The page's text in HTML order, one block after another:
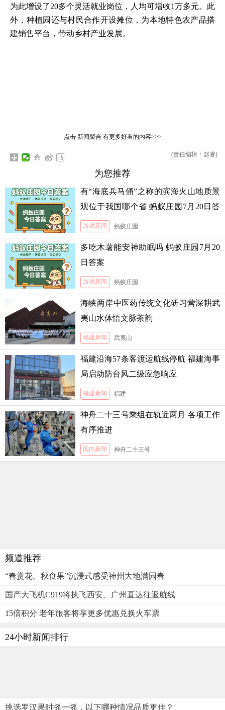
为此增设了20多个灵活就业岗位，人均可增收1万多元。此
外，种植园还与村民合作开设摊位，为本地特色农产品搭
建销售平台，带动乡村产业发展。
点击 新闻聚合有更多好看的内容>>>
(责任编辑：赵睿)
为您推荐
有“海底兵马俑”之称的滨海火山地质景
观位于我国哪个省 蚂蚁庄园7月20日答
案
游戏新闻 蚂蚁庄园
多吃木薯能安神助眠吗 蚂蚁庄园7月20
日答案
游戏新闻 蚂蚁庄园
海峡两岸中医药传统文化研习营深耕武
夷山水体悟文脉茶韵
福建新闻 武夷山
福建沿海57条客渡运航线停航 福建海事
局启动防台风二级应急响应
福建新闻 福建
神舟二十三号乘组在轨近两月 各项工作
有序推进
国内新闻 神舟二十三号
频道推荐
“春赏花、秋食果”沉浸式感受神州大地满园春
国产大飞机C919将执飞西安、广州直达往返航线
15倍积分 老年旅客将享更多优惠兑换火车票
24小时新闻排行
挑选罗汉果时摇一摇，以下哪种情况品质更佳？